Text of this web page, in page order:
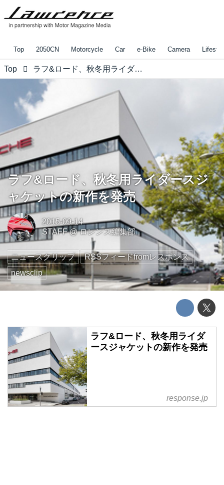
Top 2050CN Motorcycle Car e-Bike Camera
Top ラフ&ロード、秋冬用ライダースジャケットの新作を発売
ラフ&ロード、秋冬用ライダースジ
ャケットの新作を発売
2015-09-14
STAFF@ロレンス編集部
ニュースクリップ
RSSフィードfromレスポンス
newsclip
ラフ&ロード、秋冬用ライダ
ースジャケットの新作を発売
response.jp